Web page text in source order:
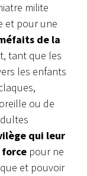
milite
et pour une
de la
tant que les
les enfants
ou de
qui leur
pour ne
et pouvoir